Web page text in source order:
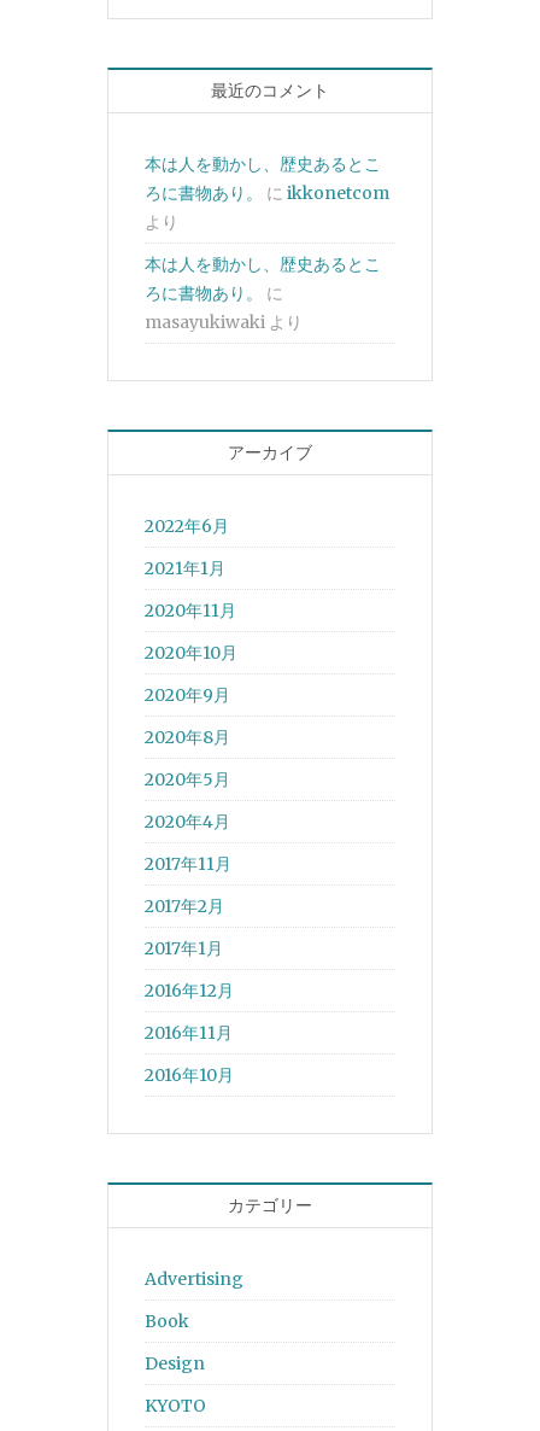
最近のコメント
本は人を動かし、歴史あるとこ
ろに書物あり。
に ikkonetcom
より
本は人を動かし、歴史あるとこ
ろに書物あり。
に
masayukiwaki より
アーカイブ
2022年6月
2021年1月
2020年11月
2020年10月
2020年9月
2020年8月
2020年5月
2020年4月
2017年11月
2017年2月
2017年1月
2016年12月
2016年11月
2016年10月
カテゴリー
Advertising
Book
Design
KYOTO